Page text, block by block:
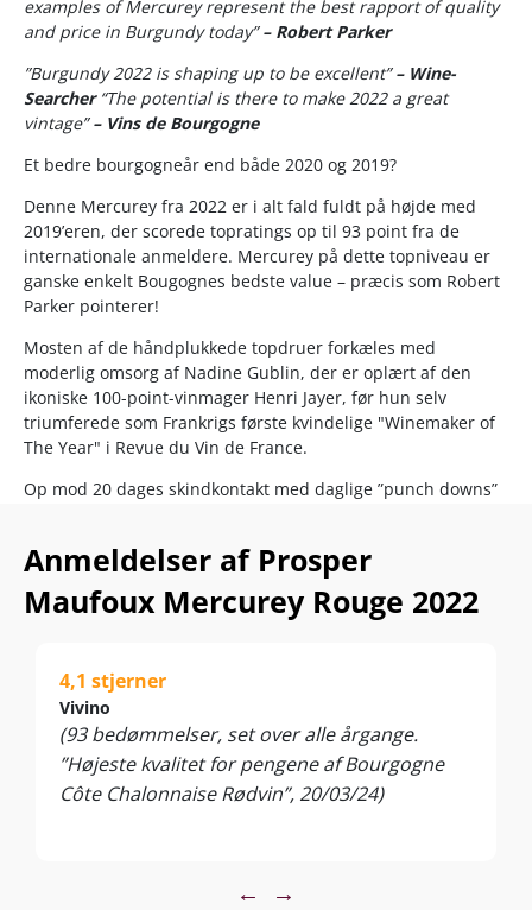
examples of Mercurey represent the best rapport of quality
and price in Burgundy today”– Robert Parker
”Burgundy 2022 is shaping up to be excellent”– Wine-
Searcher “The potential is there to make 2022 a great
vintage”– Vins de Bourgogne
Et bedre bourgogneår end både 2020 og 2019?
Denne Mercurey fra 2022 er i alt fald fuldt på højde med
2019’eren, der scorede topratings op til 93 point fra de
internationale anmeldere. Mercurey på dette topniveau er
ganske enkelt Bougognes bedste value – præcis som Robert
Parker pointerer!
Mosten af de håndplukkede topdruer forkæles med
moderlig omsorg af Nadine Gublin, der er oplært af den
ikoniske 100-point-vinmager Henri Jayer, før hun selv
triumferede som Frankrigs første kvindelige "Winemaker of
The Year" i Revue du Vin de France.
Op mod 20 dages skindkontakt med daglige ”punch downs”
bourgognefade, heraf 20-25% helt nye. 1er Cru... kom bare
an!
Anmeldelser af Prosper
Maufoux Mercurey Rouge 2022
4,1 stjerner
Vivino
(93 bedømmelser, set over alle årgange.
”Højeste kvalitet for pengene af Bourgogne
Côte Chalonnaise Rødvin”, 20/03/24)
← →